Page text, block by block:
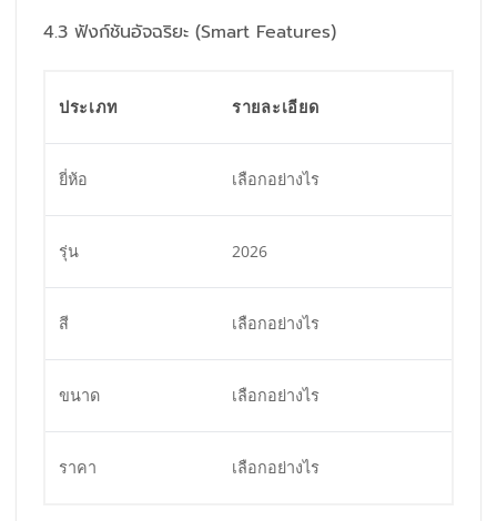
4.3 ฟังก์ชันอัจฉริยะ (Smart Features)
ประเภท รายละเอียด
ยี่ห้อ เลือกอย่างไร
รุ่น 2026
สี เลือกอย่างไร
ขนาด เลือกอย่างไร
ราคา เลือกอย่างไร